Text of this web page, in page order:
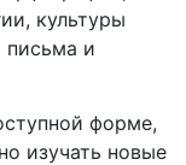
культуры
письма и
форме,
изучать новые